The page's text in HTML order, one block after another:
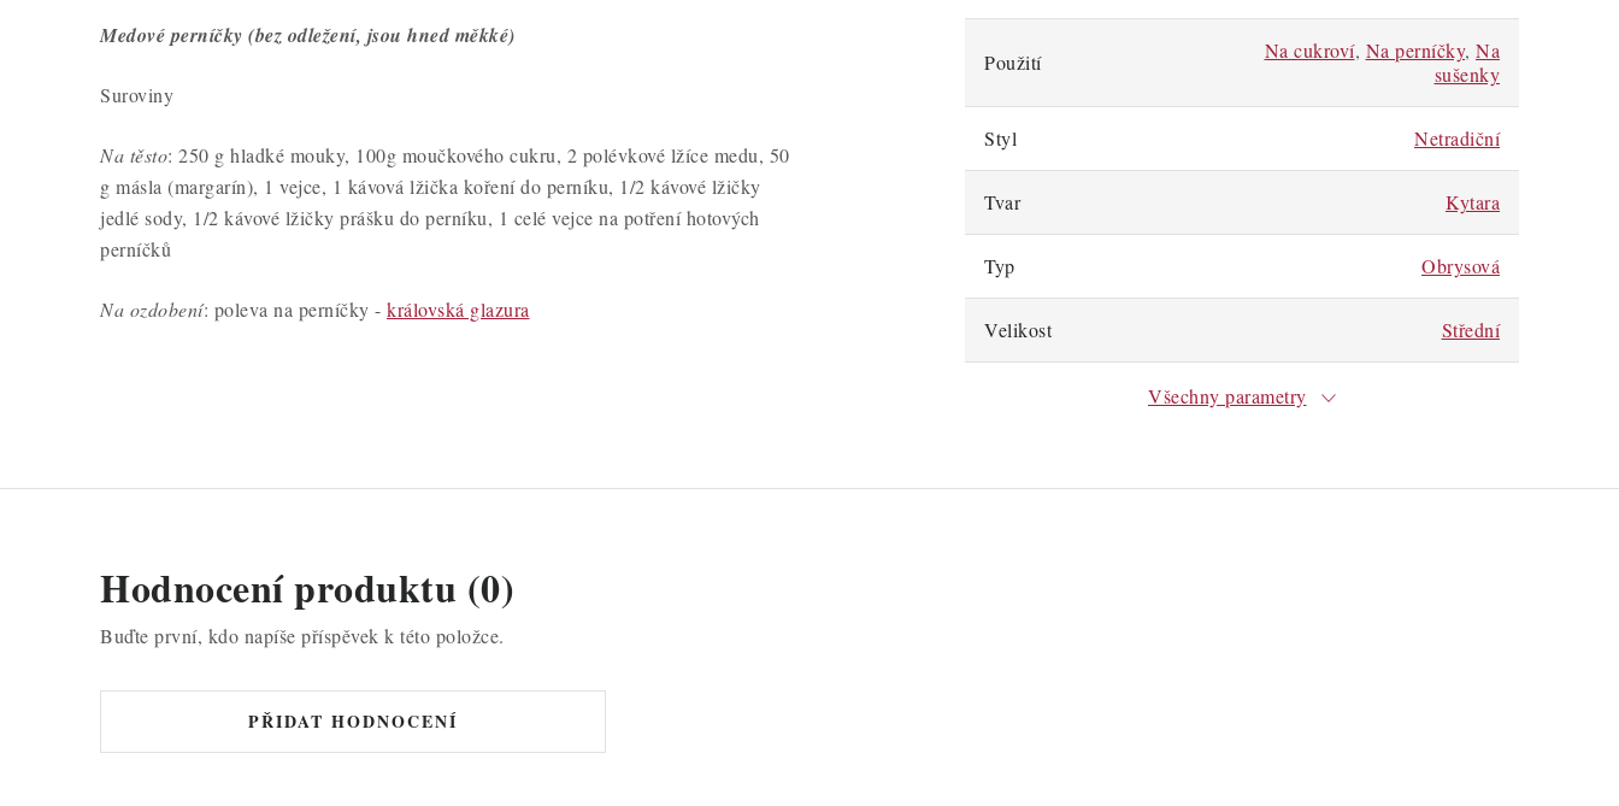
Medové perníčky (bez odležení, jsou hned měkké)
Suroviny
Na těsto: 250 g hladké mouky, 100g moučkového cukru, 2 polévkové lžíce medu, 50
g másla (margarín), 1 vejce, 1 kávová lžička koření do perníku, 1/2 kávové lžičky
jedlé sody, 1/2 kávové lžičky prášku do perníku, 1 celé vejce na potření hotových
perníčků
Na ozdobení: poleva na perníčky - královská glazura
Použití Na cukroví, Na perníčky, Na
sušenky
Styl Netradiční
Tvar Kytara
Typ Obrysová
Velikost Střední
Všechny parametry
Hodnocení produktu (0)
Buďte první, kdo napíše příspěvek k této položce.
PŘIDAT HODNOCENÍ